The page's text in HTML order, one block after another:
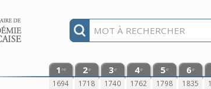
1 re
1694
2e
1718
3e
1740
4e
1762
5e
1798
6e
1835